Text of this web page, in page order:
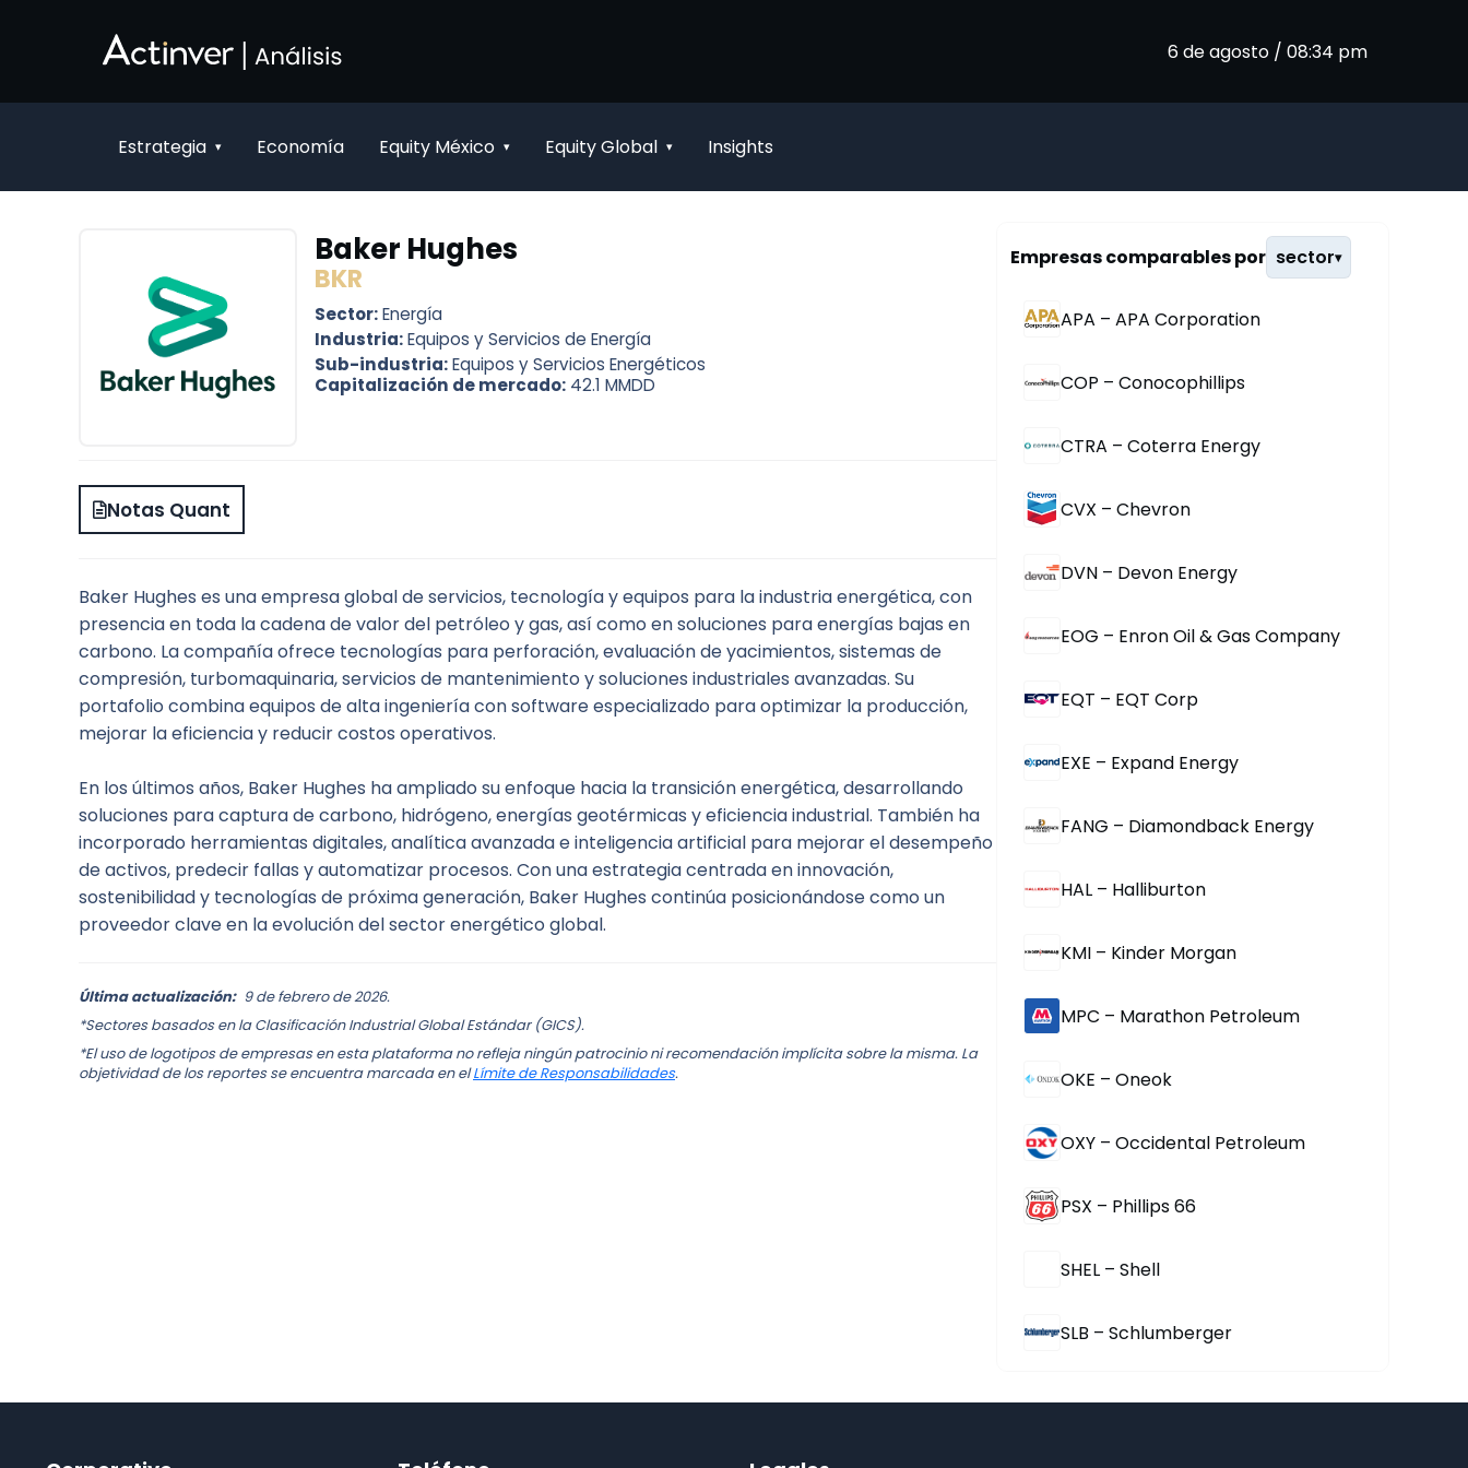
6 de agosto / 08:34 pm
Estrategia ▾ Economía Equity México ▾ Equity Global ▾ Insights
Baker Hughes
BKR
Sector:Energía
Industria:Equipos y Servicios de Energía
Sub-industria:Equipos y Servicios Energéticos
Capitalización de mercado: 42.1 MMDD
Notas Quant
Baker Hughes es una empresa global de servicios, tecnología y equipos para la industria energética, con
presencia en toda la cadena de valor del petróleo y gas, así como en soluciones para energías bajas en
carbono. La compañía ofrece tecnologías para perforación, evaluación de yacimientos, sistemas de
compresión, turbomaquinaria, servicios de mantenimiento y soluciones industriales avanzadas. Su
portafolio combina equipos de alta ingeniería con software especializado para optimizar la producción,
mejorar la eficiencia y reducir costos operativos.
En los últimos años, Baker Hughes ha ampliado su enfoque hacia la transición energética, desarrollando
soluciones para captura de carbono, hidrógeno, energías geotérmicas y eficiencia industrial. También ha
incorporado herramientas digitales, analítica avanzada e inteligencia artificial para mejorar el desempeño
de activos, predecir fallas y automatizar procesos. Con una estrategia centrada en innovación,
sostenibilidad y tecnologías de próxima generación, Baker Hughes continúa posicionándose como un
proveedor clave en la evolución del sector energético global.
Última actualización: 9 de febrero de 2026.
*Sectores basados en la Clasificación Industrial Global Estándar (GICS).
*El uso de logotipos de empresas en esta plataforma no refleja ningún patrocinio ni recomendación implícita sobre la misma. La
objetividad de los reportes se encuentra marcada en elLímite de Responsabilidades.
Empresas comparables por sector▾
APA – APA Corporation
COP – Conocophillips
CTRA – Coterra Energy
CVX – Chevron
DVN – Devon Energy
EOG – Enron Oil & Gas Company
EQT – EQT Corp
EXE – Expand Energy
FANG – Diamondback Energy
HAL – Halliburton
KMI – Kinder Morgan
MPC – Marathon Petroleum
OKE – Oneok
OXY – Occidental Petroleum
PSX – Phillips 66
SHEL – Shell
SLB – Schlumberger